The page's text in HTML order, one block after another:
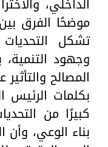
موضحًا الفرق
تشكل
وجهود
المصالح
بكلمات
كبيرًا من
بناء الوعي،